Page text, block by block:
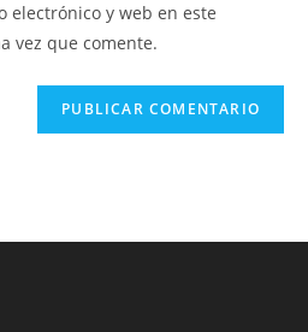
electrónico y web en este
vez que comente.